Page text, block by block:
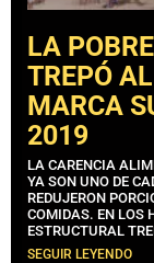
LA
TREPÓ
MARCA
2019
LA CARENCIA
YA SON UNO DE
REDUJERON
COMIDAS. EN LOS
ESTRUCTURAL
SEGUIR LEYENDO